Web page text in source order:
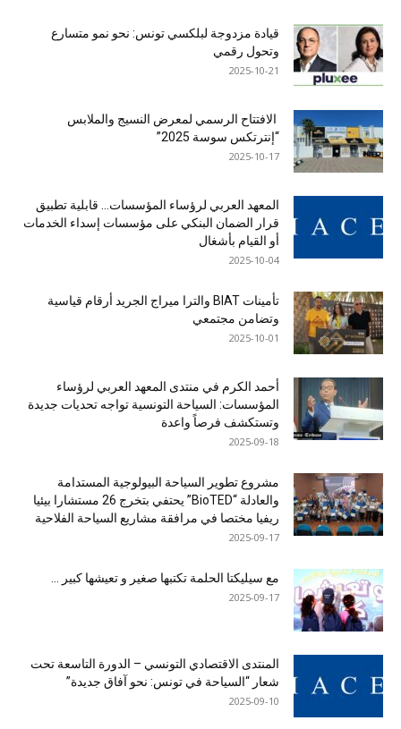
قيادة مزدوجة لبلكسي تونس: نحو نمو متسارع
وتحول رقمي
2025-10-21
الافتتاح الرسمي لمعرض النسيج والملابس
“إنترتكس سوسة 2025”
2025-10-17
المعهد العربي لرؤساء المؤسسات… قابلية تطبيق
قرار الضمان البنكي على مؤسسات إسداء الخدمات
أو القيام بأشغال
2025-10-04
تأمينات BIAT والترا ميراج الجريد أرقام قياسية
وتضامن مجتمعي
2025-10-01
أحمد الكرم في منتدى المعهد العربي لرؤساء
المؤسسات: السياحة التونسية تواجه تحديات جديدة
وتستكشف فرصاً واعدة
2025-09-18
مشروع تطوير السياحة البيولوجية المستدامة
والعادلة “BioTED” يحتفي بتخرج 26 مستشارا بيئيا
ريفيا مختصا في مرافقة مشاريع السياحة الفلاحية
2025-09-17
مع سيليكتا الحلمة تكتبها صغير و تعيشها كبير …
2025-09-17
المنتدى الاقتصادي التونسي – الدورة التاسعة تحت
شعار “السياحة في تونس: نحو آفاق جديدة”
2025-09-10